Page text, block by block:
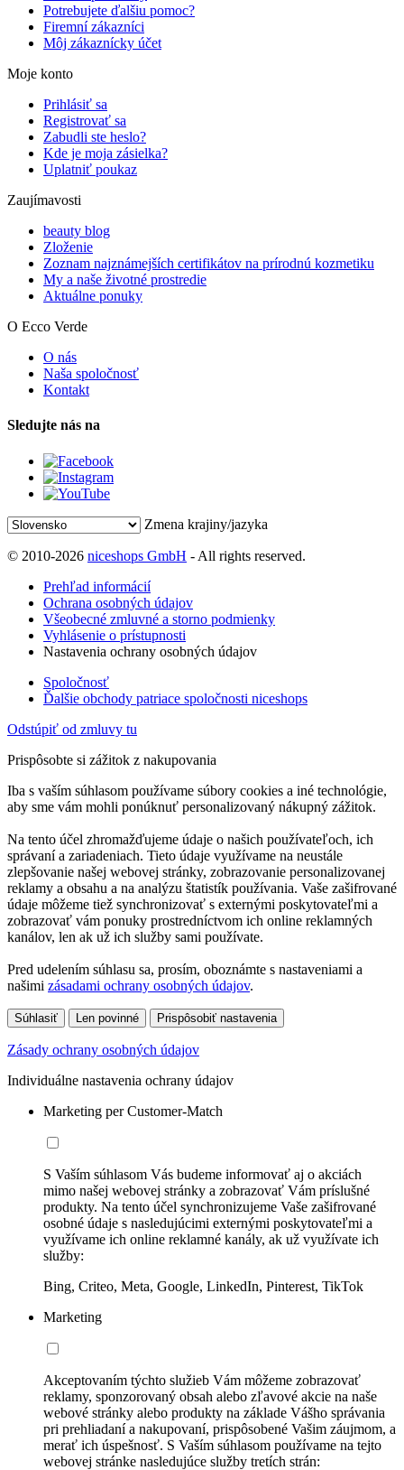
Potrebujete ďalšiu pomoc?
Firemní zákazníci
Môj zákaznícky účet
Moje konto
Prihlásiť sa
Registrovať sa
Zabudli ste heslo?
Kde je moja zásielka?
Uplatniť poukaz
Zaujímavosti
beauty blog
Zloženie
Zoznam najznámejších certifikátov na prírodnú kozmetiku
My a naše životné prostredie
Aktuálne ponuky
O Ecco Verde
O nás
Naša spoločnosť
Kontakt
Sledujte nás na
Zmena krajiny/jazyka
© 2010-2026 niceshops GmbH - All rights reserved.
Prehľad informácií
Ochrana osobných údajov
Všeobecné zmluvné a storno podmienky
Vyhlásenie o prístupnosti
Nastavenia ochrany osobných údajov
Spoločnosť
Ďalšie obchody patriace spoločnosti niceshops
Odstúpiť od zmluvy tu
Prispôsobte si zážitok z nakupovania
Iba s vaším súhlasom používame súbory cookies a iné technológie,
aby sme vám mohli ponúknuť personalizovaný nákupný zážitok.
Na tento účel zhromažďujeme údaje o našich používateľoch, ich
správaní a zariadeniach. Tieto údaje využívame na neustále
zlepšovanie našej webovej stránky, zobrazovanie personalizovanej
reklamy a obsahu a na analýzu štatistík používania. Vaše zašifrované
údaje môžeme tiež synchronizovať s externými poskytovateľmi a
zobrazovať vám ponuky prostredníctvom ich online reklamných
kanálov, len ak už ich služby sami používate.
Pred udelením súhlasu sa, prosím, oboznámte s nastaveniami a
našimi zásadami ochrany osobných údajov.
Súhlasiť Len povinné Prispôsobiť nastavenia
Zásady ochrany osobných údajov
Individuálne nastavenia ochrany údajov
Marketing per Customer-Match
S Vaším súhlasom Vás budeme informovať aj o akciách
mimo našej webovej stránky a zobrazovať Vám príslušné
produkty. Na tento účel synchronizujeme Vaše zašifrované
osobné údaje s nasledujúcimi externými poskytovateľmi a
využívame ich online reklamné kanály, ak už využívate ich
služby:
Bing, Criteo, Meta, Google, LinkedIn, Pinterest, TikTok
Marketing
Akceptovaním týchto služieb Vám môžeme zobrazovať
reklamy, sponzorovaný obsah alebo zľavové akcie na naše
webové stránky alebo produkty na základe Vášho správania
pri prehliadaní a nakupovaní, prispôsobené Vašim záujmom, a
merať ich úspešnosť. S Vaším súhlasom používame na tejto
webovej stránke nasledujúce služby tretích strán: